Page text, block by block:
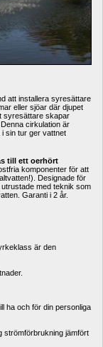
att installera syresättare
eller sjöar där djupet
syresättare skapar
cirkulation är
sin tur ger vattnet
till ett oerhört
komponenter för att
Designade för
med teknik som
Garanti i 2 år.
är den
ha och för din personliga
strömförbrukning jämfört